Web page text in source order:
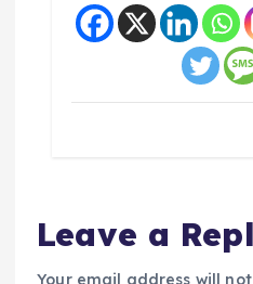
Leave a
Your email address will